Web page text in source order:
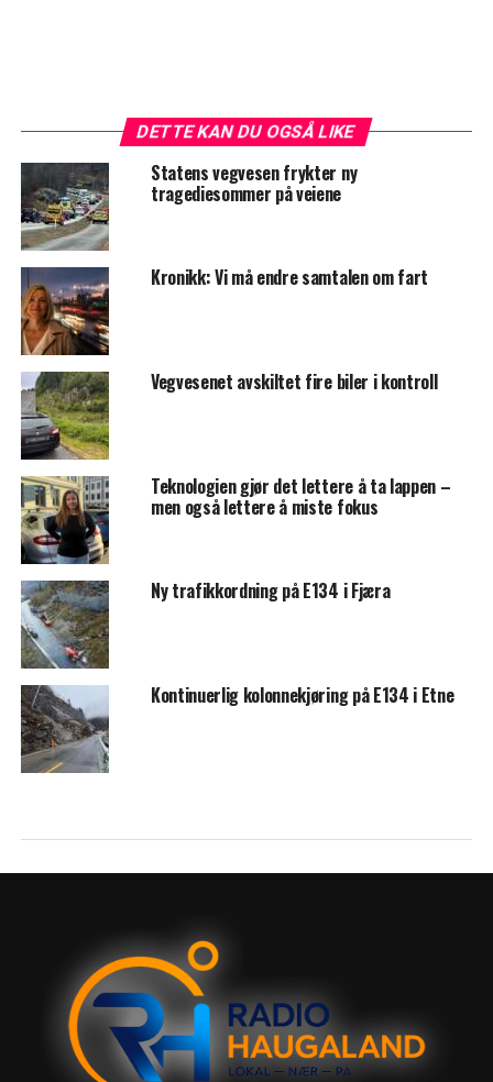
DETTE KAN DU OGSÅ LIKE
Statens vegvesen frykter ny
tragediesommer på veiene
Kronikk: Vi må endre samtalen om fart
Vegvesenet avskiltet fire biler i kontroll
Teknologien gjør det lettere å ta lappen –
men også lettere å miste fokus
Ny trafikkordning på E134 i Fjæra
Kontinuerlig kolonnekjøring på E134 i Etne